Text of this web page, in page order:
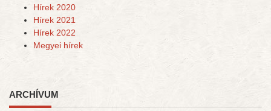
Hírek 2020
Hírek 2021
Hírek 2022
Megyei hírek
ARCHÍVUM